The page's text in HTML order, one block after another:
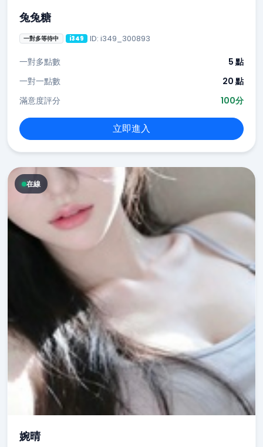
兔兔糖
一對多等待中 i349 ID: i349_300893
一對多點數
5 點
一對一點數
20 點
滿意度評分
100分
立即進入
在線
婉晴